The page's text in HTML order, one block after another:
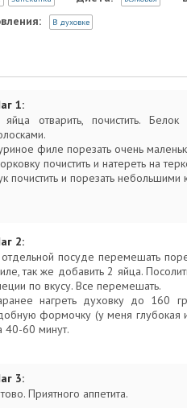
В духовке
1:
отварить, почистить.
филе порезать очень
почистить и натереть на
почистить и порезать небольшими
2:
посуде перемешать
так же добавить 2 яйца.
по вкусу. Все перемешать.
нагреть духовку до 160
формочку (у меня глубокая
40-60 минут.
3:
Приятного аппетита.